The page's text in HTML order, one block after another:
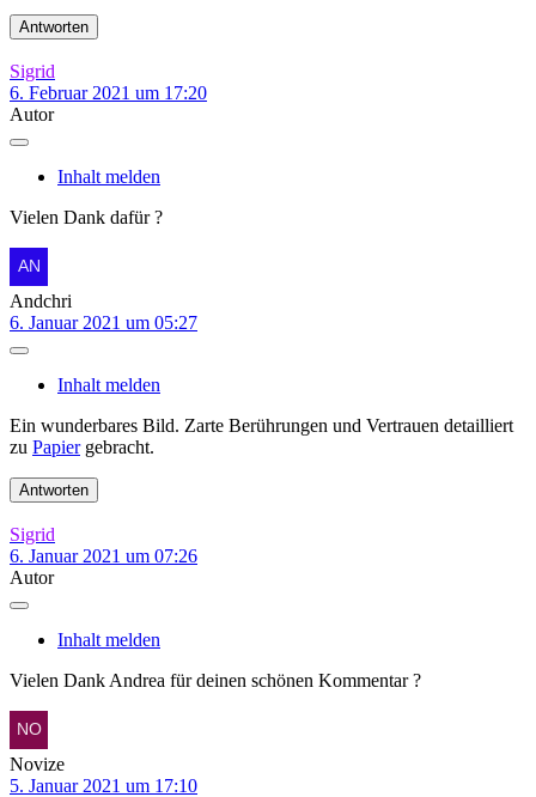
Antworten
Sigrid
6. Februar 2021 um 17:20
Autor
Inhalt melden
Vielen Dank dafür ?
Andchri
6. Januar 2021 um 05:27
Inhalt melden
Ein wunderbares Bild. Zarte Berührungen und Vertrauen detailliert
zu Papiergebracht.
Antworten
Sigrid
6. Januar 2021 um 07:26
Autor
Inhalt melden
Vielen Dank Andrea für deinen schönen Kommentar ?
Novize
5. Januar 2021 um 17:10